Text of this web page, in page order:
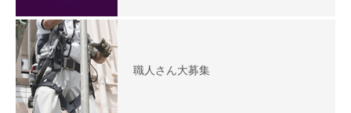
職人さん大募集